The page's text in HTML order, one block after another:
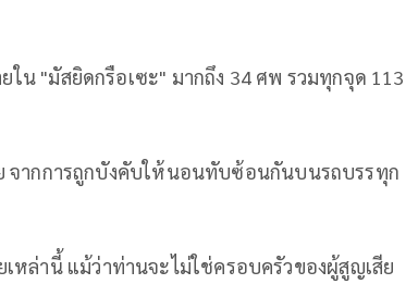
น "มัสยิดกรือเซะ" มากถึง 34 ศพ รวมทุกจุด 113
จากการถูกบังคับให้นอนทับซ้อนกันบนรถบรรทุก
หล่านี้ แม้ว่าท่านจะไม่ใช่ครอบครัวของผู้สูญเสีย